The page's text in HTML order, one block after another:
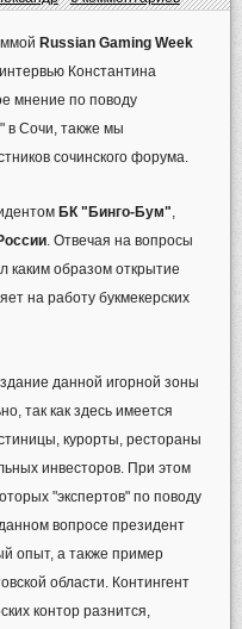
Russian Gaming Week
Константина
мнение по поводу
в Сочи, также мы
сочинского форума.
БК "Бинго-Бум",
. Отвечая на вопросы
каким образом открытие
на работу букмекерских
данной игорной зоны
так как здесь имеется
курорты, рестораны
инвесторов. При этом
"экспертов" по поводу
вопросе президент
опыт, а также пример
области. Контингент
контор разнится,